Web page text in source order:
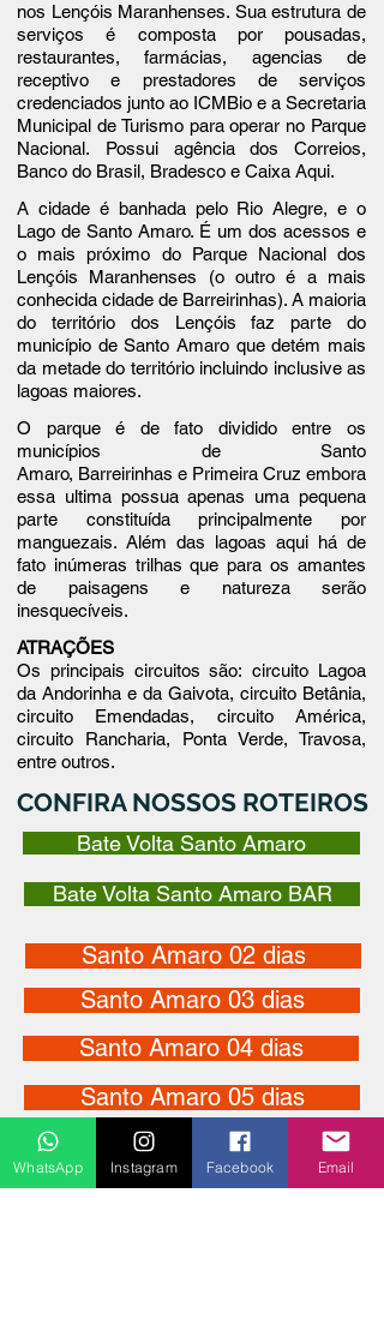
nos Lençóis Maranhenses. Sua estrutura de
serviços é composta por pousadas,
restaurantes, farmácias, agencias de
receptivo e prestadores de serviços
credenciados junto ao ICMBio e a Secretaria
Municipal de Turismo para operar no Parque
Nacional. Possui agênciados Correios,
Banco do Brasil, Bradesco e Caixa Aqui.
A cidade é banhada pelo Rio Alegre, e o
Lago de Santo Amaro. É um dos acessos e
o mais próximo do Parque Nacional dos
Lençóis Maranhenses (o outro é a mais
conhecida cidade de Barreirinhas). A maioria
do território dos Lençóis faz parte do
município de Santo Amaro que detém mais
da metade do território incluindo inclusive as
lagoas maiores.
O parque é de fato dividido entre os
municípios de Santo
Amaro, Barreirinhas e Primeira Cruz embora
essa ultima possua apenas uma pequena
parte constituída principalmente por
manguezais. Além das lagoas aqui há de
fato inúmeras trilhas que para os amantes
de paisagens e natureza serão
inesquecíveis.
ATRAÇÕES
Os principais circuitos são: circuito Lagoa
da Andorinha e da Gaivota, circuito Betânia,
circuito Emendadas, circuito América,
circuito Rancharia, Ponta Verde, Travosa,
entre outros.
CONFIRA NOSSOS ROTEIROS
Bate Volta Santo Amaro
Bate Volta Santo Amaro BAR
Santo Amaro 02 dias
Santo Amaro 03 dias
Santo Amaro 04 dias
Santo Amaro 05 dias
Pacote Santo Amaro e Atins
Santo Amaro e Barreirinhas 03 dias
WhatsApp Instagram Facebook Email